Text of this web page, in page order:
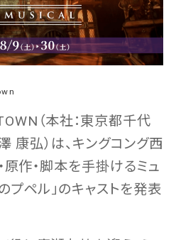
（本社：東京都千代
康弘）は、キングコング西
作・脚本を手掛けるミュ
プペル」のキャストを発表